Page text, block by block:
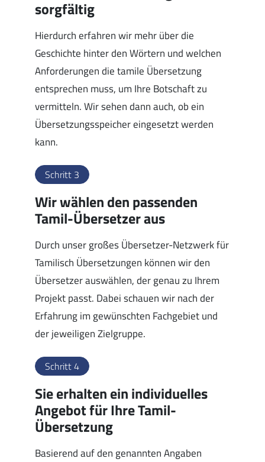
sorgfältig
Hierdurch erfahren wir mehr über die
Geschichte hinter den Wörtern und welchen
Anforderungen die tamile Übersetzung
entsprechen muss, um Ihre Botschaft zu
vermitteln. Wir sehen dann auch, ob ein
Übersetzungsspeicher eingesetzt werden
kann.
Schritt 3
Wir wählen den passenden
Tamil-Übersetzer aus
Durch unser großes Übersetzer-Netzwerk für
Tamilisch Übersetzungen können wir den
Übersetzer auswählen, der genau zu Ihrem
Projekt passt. Dabei schauen wir nach der
Erfahrung im gewünschten Fachgebiet und
der jeweiligen Zielgruppe.
Schritt 4
Sie erhalten ein individuelles
Angebot für Ihre Tamil-
Übersetzung
Basierend auf den genannten Angaben